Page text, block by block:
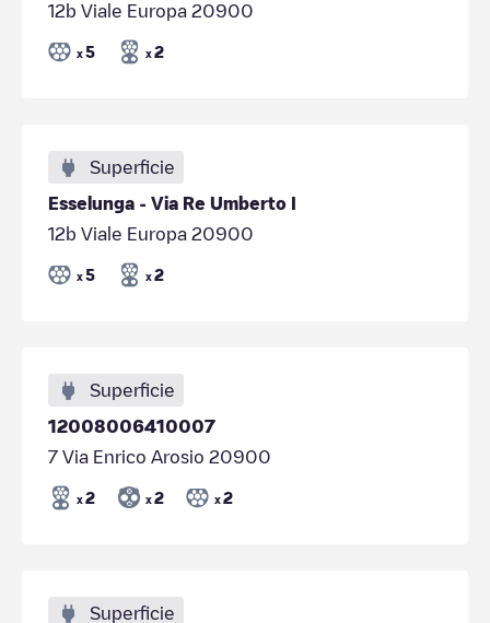
12b Viale Europa 20900
x 5 x 2
Superficie
Esselunga - Via Re Umberto I
12b Viale Europa 20900
x 5 x 2
Superficie
12008006410007
7 Via Enrico Arosio 20900
x 2 x 2 x 2
Superficie